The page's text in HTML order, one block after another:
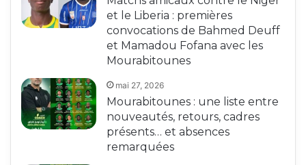
et le Liberia : premières
convocations de Bahmed Deuff
et Mamadou Fofana avec les
Mourabitounes
mai 27, 2026
Mourabitounes : une liste entre
nouveautés, retours, cadres
présents… et absences
remarquées